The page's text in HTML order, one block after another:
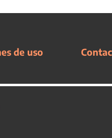
de uso